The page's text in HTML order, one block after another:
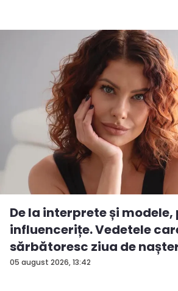
05 august 2026, 13:42
De la interprete și modele,
influencerițe. Vedetele
sărbătoresc ziua de